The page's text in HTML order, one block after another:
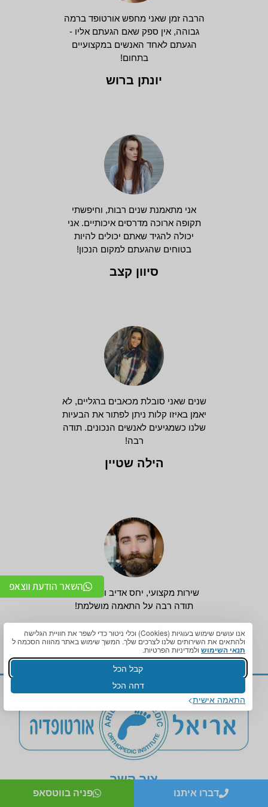
אנו עושים שימוש בעוגיות (Cookies) וכלי ניטור כדי לשפר את חוויית הגלישה
ולהתאים את השירותים שלנו לצרכים שלך. המשך שימוש באתר מהווה הסכמה ל
תנאי השימוש ולמדיניות הפרטיות.
קבל הכל
דחה הכל
התאמה אישית
הרבה זמן שאני מחפש אורטופד ברמה
גבוהה, אין ספק שאם הגעתם אליו -
הגעתם לאחד האנשים במקצועיים
בתחום!
יונתן ברוש
אני מתאמנת שנים רבות, וחיפשתי
תקופה ארוכה מדרסים איכותיים. אני
יכולה להגיד שאתם יכולים להיות
בטוחים שהגעתם למקום הנכון!
סיוון קצב
שנים שאני סובלת מכאבים ברגליים, לא
יאמן באיזו קלות ניתן לפתור את הבעיות
שלנו כשמגיעים לאנשים הנכונים. תודה
רבה!
הילה שטיין
שירות מקצועי, יחס אדיב וליווי מלא.
תודה רבה על התאמה מושלמת!
אדיר ברכה
צור קשר
מעבדה אורטופדית
השאר הודעת ווצאפ
דברו איתנו פניה בווטסאפ